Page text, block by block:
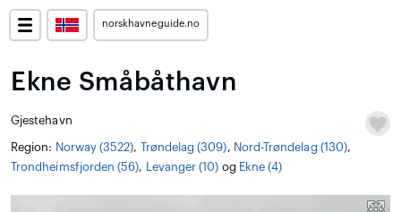
norskhavneguide.no
Ekne Småbåthavn
Gjestehavn
Region: Norway (3522), Trøndelag (309), Nord-Trøndelag (130),
Trondheimsfjorden (56), Levanger (10) og Ekne (4)